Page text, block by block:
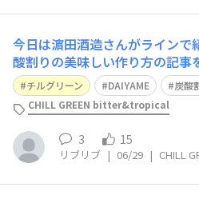
今日は濵田酒造さんがラインで
酸割りの美味しい作り方の記事
の炭酸割り作ってみました。望
た。今までマグレでしかいい感
ちばん美味しい好きなバランス
くさん飲んでしまいます。つま
チルグリーン DAIYAME 炭酸
CHILL GREEN bitter&tropical
3 15
リブリブ | 06/29 | CHILL